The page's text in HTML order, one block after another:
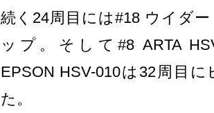
続く24周目には#18 ウイダ
ップ。そして#8 ARTA
EPSON HSV-010は32周目
た。